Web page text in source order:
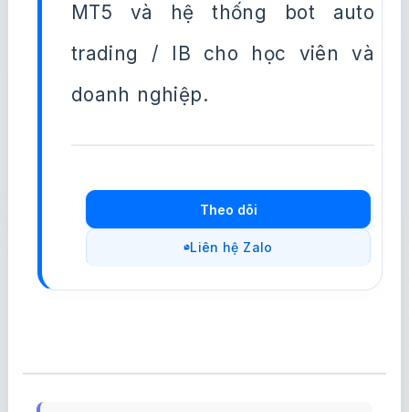
MT5 và hệ thống bot auto
trading / IB cho học viên và
doanh nghiệp.
Theo dõi
Liên hệ Zalo